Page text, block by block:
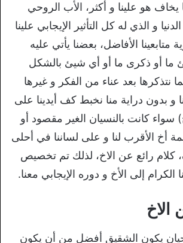
هو علينا و أكثر، الأب الروحي
و الذي له كل التأثير الإيجابي علينا
متابعينا الأفاضل، بعضنا يأتي عليه
أو ذكرى ما أو أي شيئ بالشكل
نتذكرها بعد عناء من الفكر و غيرها
بدون دراية منا نخبط كف أيدينا على
سواء كانت بالنسيان الغير مقصود أو
أخ الأقرب لنا و على لساننا في أحلى
كلام رائع عن الاخ، لذلك تم تخصيص
الكرام إلى الأخ و دوره الإيجابي معنا.
الاخ
يكون الشقيق أفضل من أن يكون